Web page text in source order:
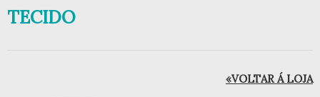
TECIDO
«VOLTAR Á LOJA